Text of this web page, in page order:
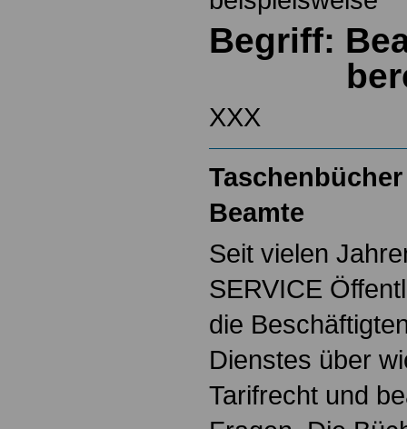
Begriff:
XXX
Beamte
Seit vielen
SERVICE
die
Dienstes über
Tarifrecht und